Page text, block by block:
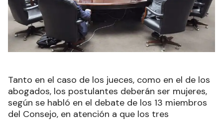
Tanto en el caso de los jueces, como en el de los
abogados, los postulantes deberán ser mujeres,
según se habló en el debate de los 13 miembros
del Consejo, en atención a que los tres